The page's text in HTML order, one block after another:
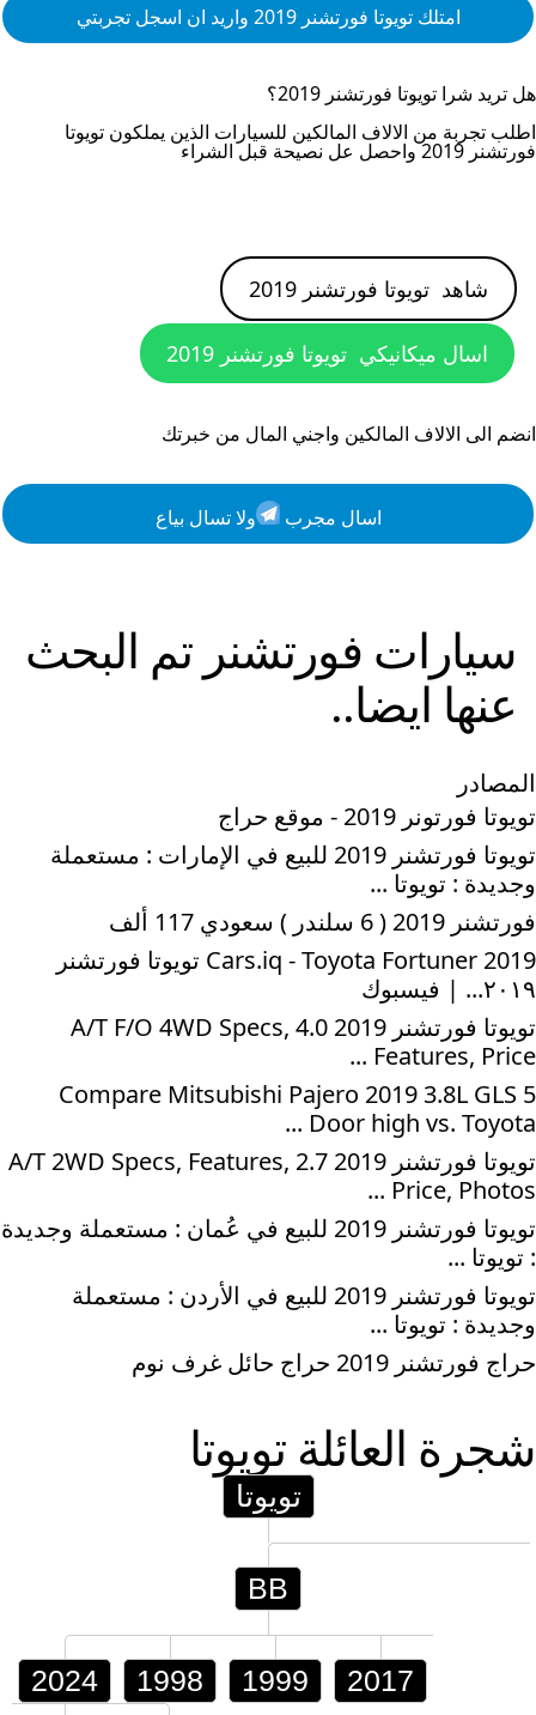
امتلكتويوتا فورتشنر 2019 واريد ان اسجل تجربتي
هل تريد شرا تويوتا فورتشنر 2019
؟
اطلب تجربة من الالاف المالكين للسيارات الذين يملكون تويوتا
فورتشنر 2019 واحصل عل نصيحة قبل الشراء
شاهد تويوتا فورتشنر 2019
اسال ميكانيكي تويوتا فورتشنر 2019
انضم الى الالاف المالكين واجني المال من خبرتك
اسال مجرب ولا تسال بياع
سيارات فورتشنر تم البحث
عنها ايضا..
المصادر
تويوتا فورتونر 2019 - موقع حراج
تويوتا فورتشنر 2019 للبيع في الإمارات : مستعملة
وجديدة : تويوتا ...
فورتشنر 2019 ( 6 سلندر ) سعودي 117 ألف
Cars.iq - Toyota Fortuner 2019 تويوتا فورتشنر
٢٠١٩... | فيسبوك
تويوتا فورتشنر 2019 4.0 A/T F/O 4WD Specs,
Features, Price ...
Compare Mitsubishi Pajero 2019 3.8L GLS 5
Door high vs. Toyota ...
تويوتا فورتشنر 2019 2.7 A/T 2WD Specs, Features,
Price, Photos ...
تويوتا فورتشنر 2019 للبيع في عُمان : مستعملة وجديدة
: تويوتا ...
تويوتا فورتشنر 2019 للبيع في الأردن : مستعملة
وجديدة : تويوتا ...
حراج فورتشنر 2019 حراج حائل غرف نوم
شجرة العائلة تويوتا
تويوتا
BB
2024 1998 1999 2017